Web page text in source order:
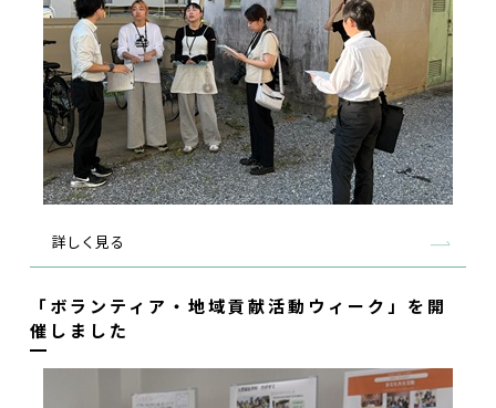
詳しく見る
「ボランティア・地域貢献活動ウィーク」を開
催しました